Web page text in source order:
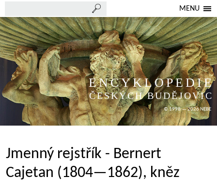
MENU
ENCYKLOPEDIE
ČESKÝCH BUDĚJOVIC
© 1998 — 2026 NEBE
Jmenný rejstřík - Bernert
Cajetan (1804—1862), kněz